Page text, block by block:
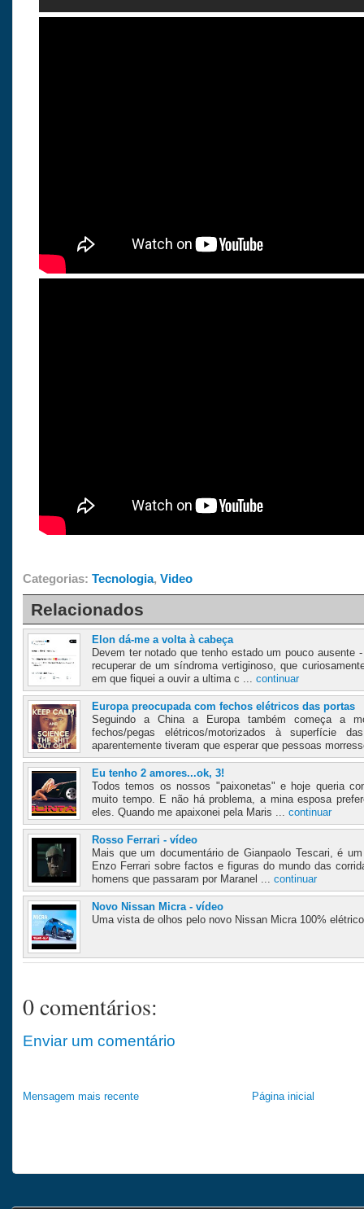
Categorias: Tecnologia, Video
Relacionados
Elon dá-me a volta à cabeça
Devem ter notado que tenho estado um pouco ausente
recuperar de um síndroma vertiginoso, que
em que fiquei a ouvir a ultima c ... continuar
Europa preocupada com fechos elétricos das portas
Seguindo a China a Europa também começa a
fechos/pegas elétricos/motorizados à superfície
aparentemente tiveram que esperar que pessoas
Eu tenho 2 amores...ok, 3!
Todos temos os nossos "paixonetas" e hoje queria
muito tempo. E não há problema, a mina esposa
eles. Quando me apaixonei pela Maris ... continuar
Rosso Ferrari - vídeo
Mais que um documentário de Gianpaolo Tescari, é
Enzo Ferrari sobre factos e figuras do mundo das
homens que passaram por Maranel ... continuar
Novo Nissan Micra - vídeo
Uma vista de olhos pelo novo Nissan Micra 100%
0 comentários:
Enviar um comentário
Mensagem mais recente Página inicial